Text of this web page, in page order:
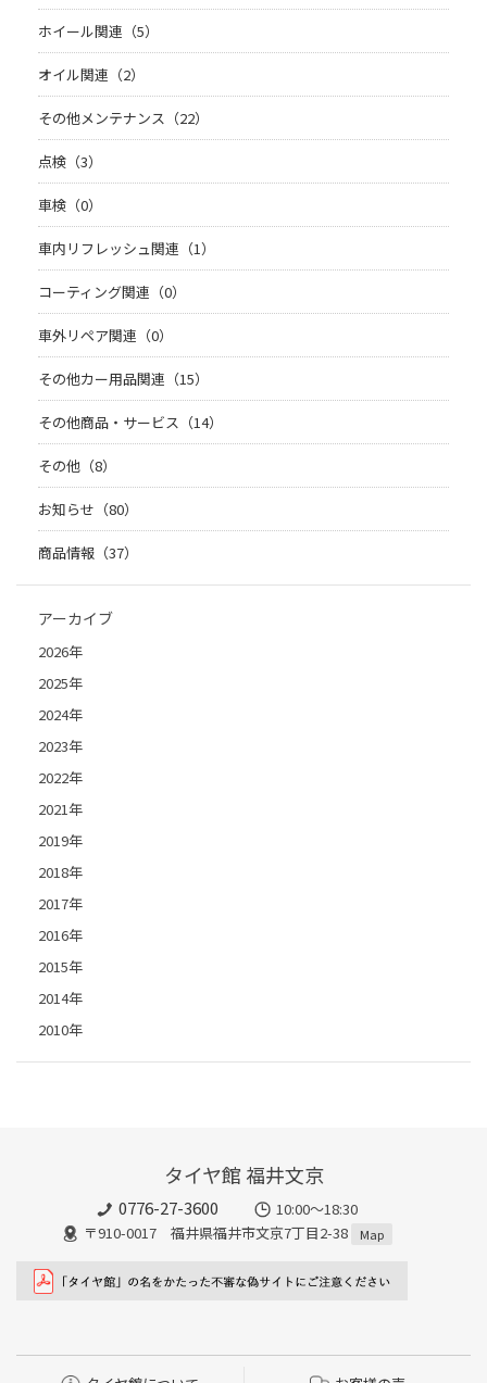
ホイール関連（5）
オイル関連（2）
その他メンテナンス（22）
点検（3）
車検（0）
車内リフレッシュ関連（1）
コーティング関連（0）
車外リペア関連（0）
その他カー用品関連（15）
その他商品・サービス（14）
その他（8）
お知らせ（80）
商品情報（37）
アーカイブ
2026年
2025年
2024年
2023年
2022年
2021年
2019年
2018年
2017年
2016年
2015年
2014年
2010年
タイヤ館 福井文京
0776-27-3600
10:00～18:30
〒910-0017 福井県福井市文京7丁目2-38
Map